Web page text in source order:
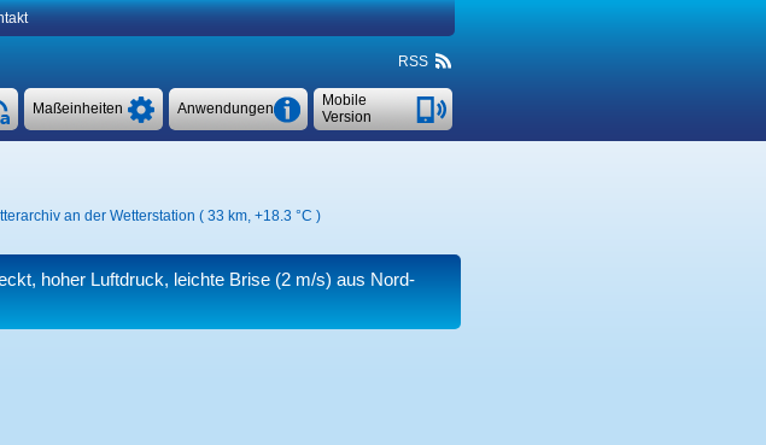
RSS
Mobile
Version
Anwendungen
Maßeinheiten
an der Wetterstation ( 33 km, +18.3 °C )
hoher Luftdruck, leichte Brise(2 m/s) aus Nord-